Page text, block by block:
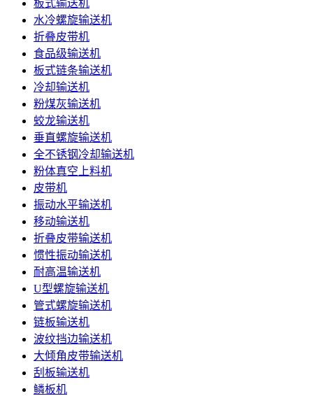
板式输送机
水冷螺旋输送机
折叠皮带机
食品级输送机
板式链条输送机
冷却输送机
粉煤灰输送机
蛟龙输送机
垂直螺旋输送机
全不锈钢冷却输送机
粉体真空上料机
皮带机
振动水平输送机
移动输送机
折叠皮带输送机
惯性振动输送机
耐高温输送机
U型螺旋输送机
管式螺旋输送机
链板输送机
波纹挡边输送机
大倾角皮带输送机
刮板输送机
鳞板机